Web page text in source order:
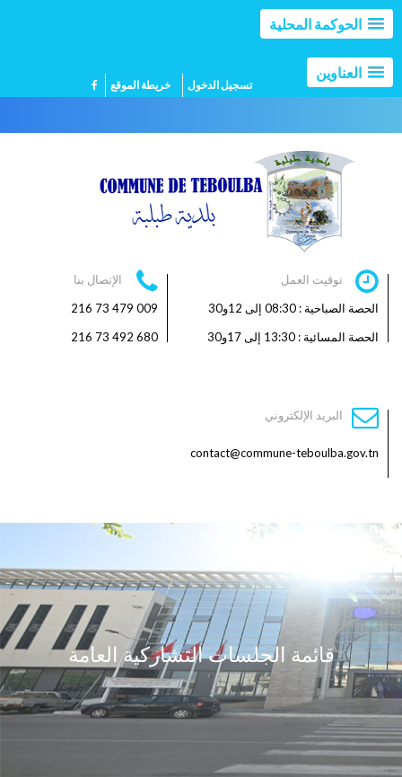
الحوكمة المحلية
العناوين
تسجيل الدخول خريطة الموقع
توقيت العمل
الحصة الصباحية : 08:30 إلى 12و30
الحصة المسائية : 13:30 إلى 17و30
الإتصال بنا
009 479 73 216
680 492 73 216
البريد الإلكتروني
contact@commune-teboulba.gov.tn
قائمة الجلسات التشاركية العامة